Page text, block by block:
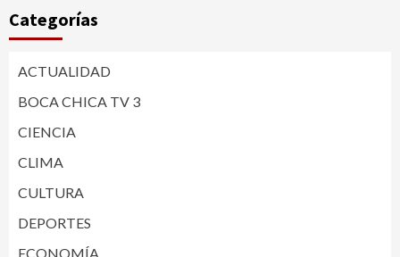
Categorías
ACTUALIDAD
BOCA CHICA TV 3
CIENCIA
CLIMA
CULTURA
DEPORTES
ECONOMÍA